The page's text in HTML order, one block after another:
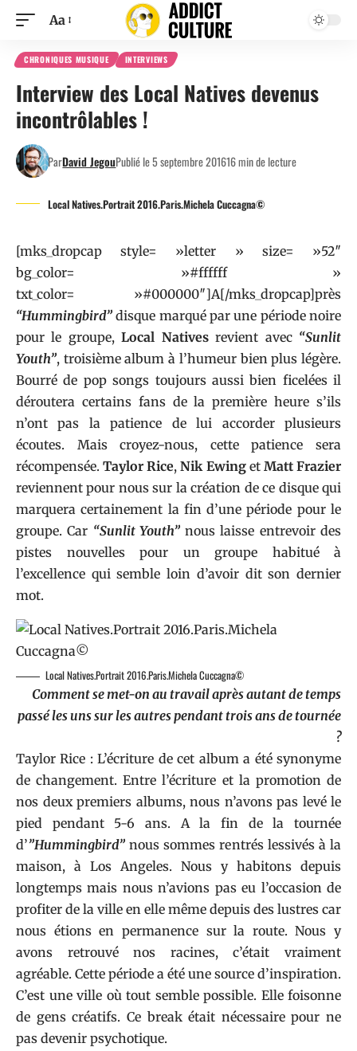
Aa
CHRONIQUES MUSIQUE INTERVIEWS
Interview des Local Natives devenus
incontrôlables !
ParDavid JegouPublié le 5 septembre 201616 min de lecture
Local Natives.Portrait 2016.Paris.Michela Cuccagna©
[mks_dropcap style= »letter » size= »52″
bg_color= »#ffffff »
txt_color= »#000000″]A[/mks_dropcap]près
“Hummingbird” disque marqué par une période noire
pour le groupe,Local Nativesrevient avec “Sunlit
Youth”, troisième album à l’humeur bien plus légère.
Bourré de pop songs toujours aussi bien ficelées il
déroutera certains fans de la première heure s’ils
n’ont pas la patience de lui accorder plusieurs
écoutes. Mais croyez-nous, cette patience sera
récompensée.Taylor Rice,Nik Ewinget Matt Frazier
reviennent pour nous sur la création de ce disque qui
marquera certainement la fin d’une période pour le
groupe. Car “Sunlit Youth”nous laisse entrevoir des
pistes nouvelles pour un groupe habitué à
l’excellence qui semble loin d’avoir dit son dernier
mot.
Local Natives.Portrait 2016.Paris.Michela Cuccagna©
Comment se met-on au travail après autant de temps
passé les uns sur les autres pendant trois ans de tournée
?
Taylor Rice : L’écriture de cet album a été synonyme
de changement. Entre l’écriture et la promotion de
nos deux premiers albums, nous n’avons pas levé le
pied pendant 5-6 ans. A la fin de la tournée
d’”Hummingbird” nous sommes rentrés lessivés à la
maison, à Los Angeles. Nous y habitons depuis
longtemps mais nous n’avions pas eu l’occasion de
profiter de la ville en elle même depuis des lustres car
nous étions en permanence sur la route. Nous y
avons retrouvé nos racines, c’était vraiment
agréable. Cette période a été une source d’inspiration.
C’est une ville où tout semble possible. Elle foisonne
de gens créatifs. Ce break était nécessaire pour ne
pas devenir psychotique.